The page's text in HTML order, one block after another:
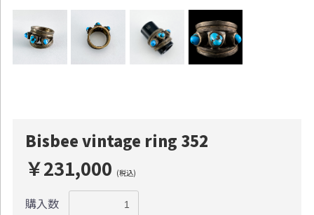
Bisbee vintage ring 352
￥231,000 (税込)
購入数